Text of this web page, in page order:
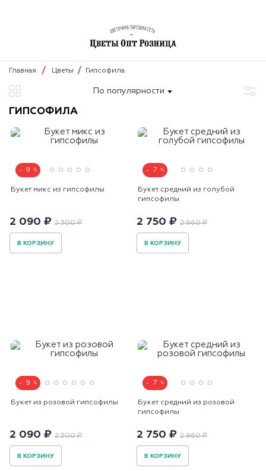
Главная Цветы Гипсофила
По популярности
ГИПСОФИЛА
9
Букет микс из гипсофилы
2 090 ₽ 2 300 ₽
В КОРЗИНУ
7
Букет средний из голубой
гипсофилы
2 750 ₽ 2 960 ₽
В КОРЗИНУ
9
Букет из розовой гипсофилы
2 090 ₽ 2 300 ₽
В КОРЗИНУ
7
Букет средний из розовой
гипсофилы
2 750 ₽ 2 960 ₽
В КОРЗИНУ